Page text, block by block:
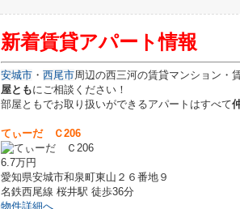
新着賃貸アパート情報
安城市 ・ 西尾市周辺の西三河の賃貸マンション・
屋ともにご相談ください！
部屋ともでお取り扱いができるアパートはすべて
てぃーだ Ｃ206
6.7万円
愛知県安城市和泉町東山２６番地９
名鉄西尾線 桜井駅 徒歩36分
物件詳細へ